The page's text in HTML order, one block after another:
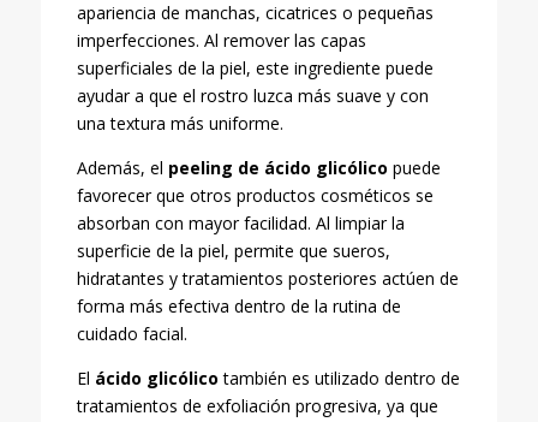
apariencia de manchas, cicatrices o pequeñas
imperfecciones. Al remover las capas
superficiales de la piel, este ingrediente puede
ayudar a que el rostro luzca más suave y con
una textura más uniforme.
Además, el peeling de ácido glicólico puede
favorecer que otros productos cosméticos se
absorban con mayor facilidad. Al limpiar la
superficie de la piel, permite que sueros,
hidratantes y tratamientos posteriores actúen de
forma más efectiva dentro de la rutina de
cuidado facial.
El ácido glicólico también es utilizado dentro de
tratamientos de exfoliación progresiva, ya que